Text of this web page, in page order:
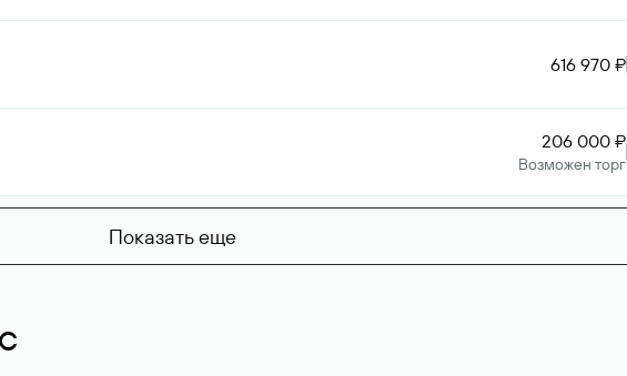
616 970 ₽
206 000 ₽
Возможен торг
Показать еще